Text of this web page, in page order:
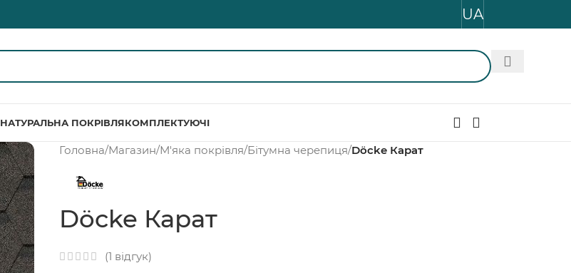
UA
НАТУРАЛЬНА ПОКРІВЛЯКОМПЛЕКТУЮЧІ
Головна/Магазин/М'яка покрівля/Бітумна черепиця/Döcke Карат
Döcke Карат
(1 відгук)